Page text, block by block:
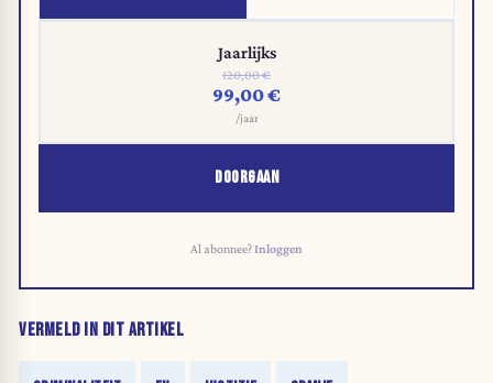
Jaarlijks
120,00 €
99,00 €
/jaar
DOORGAAN
Al abonnee?Inloggen
VERMELD IN DIT ARTIKEL